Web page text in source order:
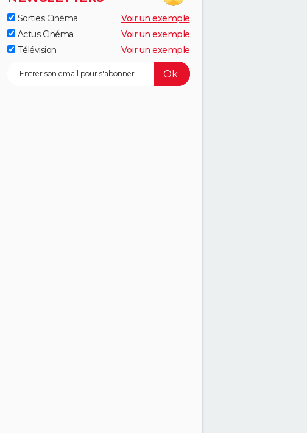
Sorties Cinéma
Voir un exemple
Actus Cinéma
Voir un exemple
Télévision
Voir un exemple